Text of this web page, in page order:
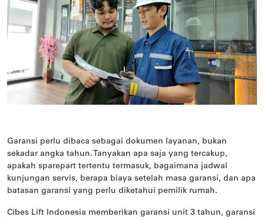
Garansi perlu dibaca sebagai dokumen layanan, bukan
sekadar angka tahun. Tanyakan apa saja yang tercakup,
apakah sparepart tertentu termasuk, bagaimana jadwal
kunjungan servis, berapa biaya setelah masa garansi, dan apa
batasan garansi yang perlu diketahui pemilik rumah.
Cibes Lift Indonesia memberikan garansi unit 3 tahun, garansi